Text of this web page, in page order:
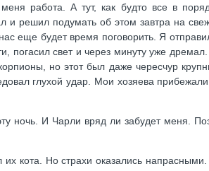
работа. А тут, как будто все в
и решил подумать об этом завтра на
еще будет время поговорить. Я
погасил свет и через минуту уже
но этот был даже чересчур
глухой удар. Мои хозяева
ночь. И Чарли вряд ли забудет меня.
их кота. Но страхи оказались